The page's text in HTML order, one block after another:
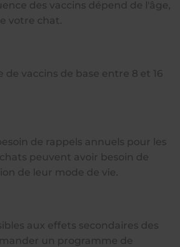
des vaccins dépend de l'âge,
votre chat.
vaccins de base entre 8 et 16
de rappels annuels pour les
peuvent avoir besoin de
de leur mode de vie.
aux effets secondaires des
un programme de